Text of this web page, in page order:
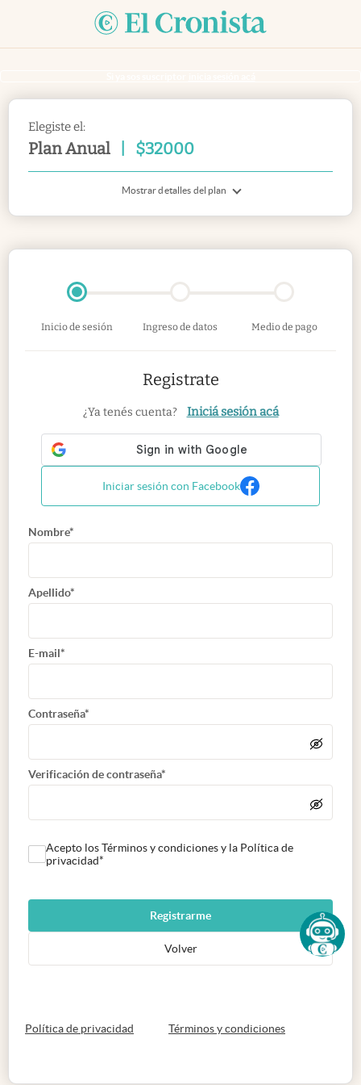
Elegiste el:
Plan Anual $32000
Mostrar detalles del plan
Inicio de sesión Ingreso de datos Medio de pago
Registrate
¿Ya tenés cuenta? Iniciá sesión acá
Iniciar sesión con Facebook
Nombre*
Apellido*
E-mail*
Contraseña*
Verificación de contraseña*
Acepto los Términos y condiciones y la Política de
privacidad*
Registrarme
Volver
Política de privacidad abre en nueva pestaña
Términos y condicionesabre en nueva